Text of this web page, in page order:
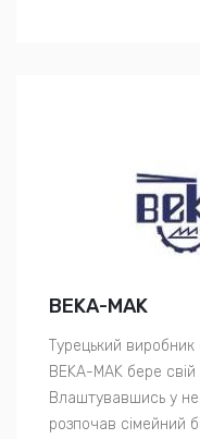
BEKA-MAK
Турецький виробник
BEKA-MAK бере
Влаштувавшись у
розпочав сімейний